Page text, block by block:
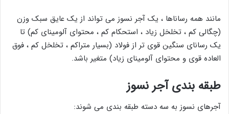
مانند همه رساناها ، یک آجر نسوز می تواند از یک عایق سبک وزن
(چگالی کم ، تخلخل زیاد ، استحکام کم ، محتوای آلومینای کم) تا
یک رسانای سنگین قوی تر از فولاد (بسیار متراکم ، تخلخل کم ، فوق
العاده قوی و محتوای آلومینای زیاد) متغیر باشد.
طبقه بندی آجر نسوز
آجرهای نسوز به سه دسته طبقه بندی می شوند: